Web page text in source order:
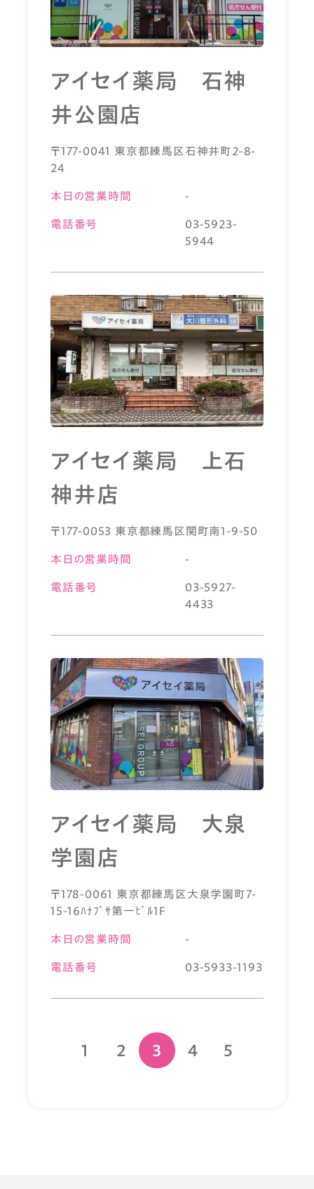
アイセイ薬局 石神
井公園店
〒177-0041 東京都練馬区石神井町2-8-
24
本日の営業時間 -
電話番号
03-5923-
5944
アイセイ薬局 上石
神井店
〒177-0053 東京都練馬区関町南1-9-50
本日の営業時間 -
電話番号
03-5927-
4433
アイセイ薬局 大泉
学園店
〒178-0061 東京都練馬区大泉学園町7-
15-16ﾊﾅﾌﾞｻ第一ﾋﾞﾙ1F
本日の営業時間 -
電話番号 03-5933-1193
1 2 3 4 5